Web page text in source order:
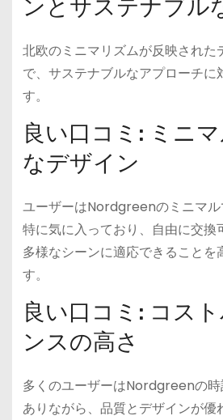
ンとサステナブル
北欧のミニマリズムが反映された
で、サステナブルなアプローチに
す。
良い口コミ: ミニ
なデザイン
ユーザーはNordgreenのミニマル
特に気に入っており、自由に交換
多様なシーンに適応できることを
す。
良い口コミ: コス
ンスの高さ
多くのユーザーはNordgreenの
ありながら、品質とデザインが優